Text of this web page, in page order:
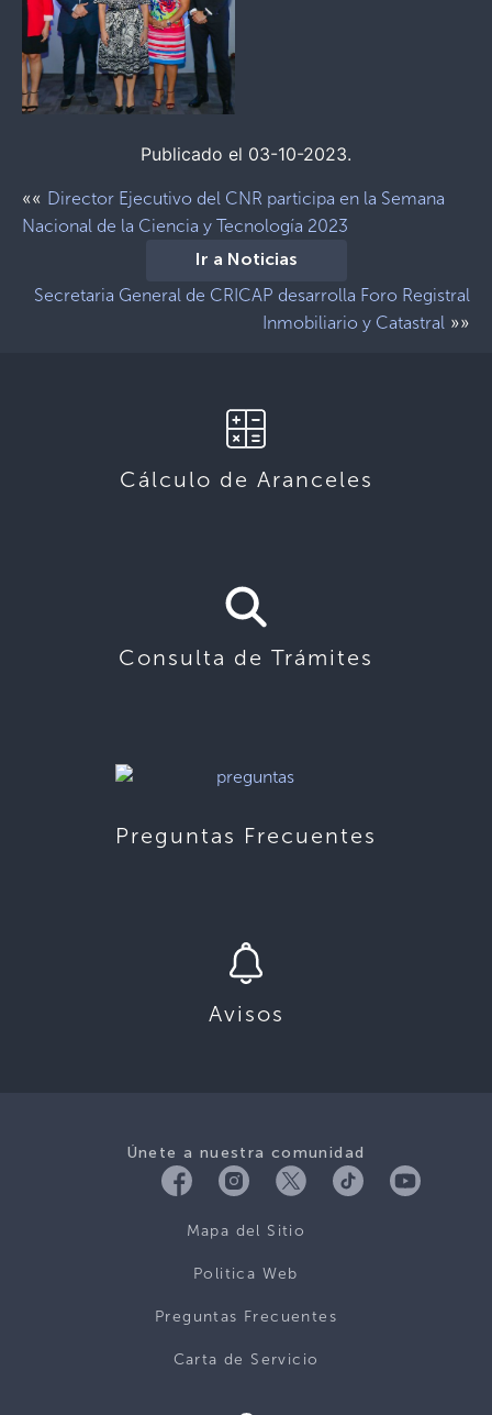
Publicado el 03-10-2023.
«« Director Ejecutivo del CNR participa en la Semana
Nacional de la Ciencia y Tecnología 2023
Ir a Noticias
Secretaria General de CRICAP desarrolla Foro Registral
Inmobiliario y Catastral »»
Cálculo de Aranceles
Consulta de Trámites
Preguntas Frecuentes
Avisos
Únete a nuestra comunidad
Mapa del Sitio
Politica Web
Preguntas Frecuentes
Carta de Servicio